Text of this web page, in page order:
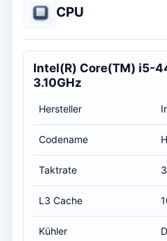
CPU
Intel(R) Core(TM) i5-
3.10GHz
Hersteller
Codename
Taktrate
L3 Cache
Kühler